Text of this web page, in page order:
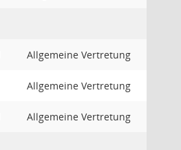
Allgemeine Vertretung
Allgemeine Vertretung
Allgemeine Vertretung